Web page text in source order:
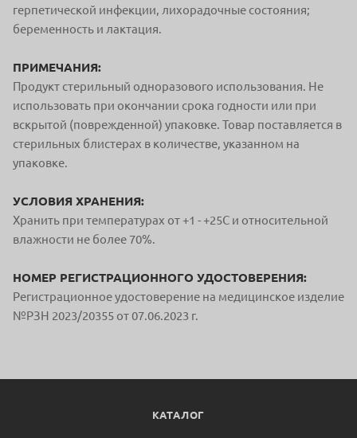
герпетической инфекции, лихорадочные состояния;
беременность и лактация.
ПРИМЕЧАНИЯ:
Продукт стерильный одноразового использования. Не
использовать при окончании срока годности или при
вскрытой (поврежденной) упаковке. Товар поставляется в
стерильных блистерах в количестве, указанном на
упаковке.
УСЛОВИЯ ХРАНЕНИЯ:
Хранить при температурах от +1 - +25С и относительной
влажности не более 70%.
НОМЕР РЕГИСТРАЦИОННОГО УДОСТОВЕРЕНИЯ:
Регистрационное удостоверение на медицинское изделие
№РЗН 2023/20355 от 07.06.2023 г.
КАТАЛОГ